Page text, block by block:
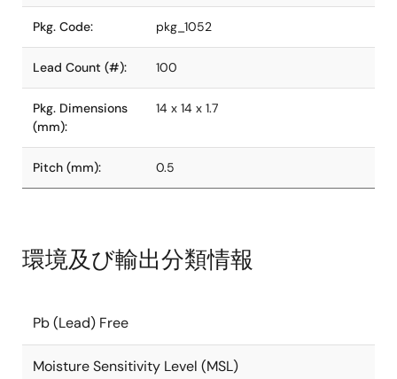
Pkg. Code: pkg_1052
Lead Count (#): 100
Pkg. Dimensions
(mm):
14 x 14 x 1.7
Pitch (mm): 0.5
環境及び輸出分類情報
Pb (Lead) Free
Moisture Sensitivity Level (MSL)